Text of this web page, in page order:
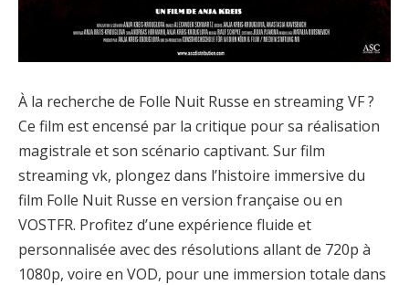
À la recherche de Folle Nuit Russe en streaming VF ?
Ce film est encensé par la critique pour sa réalisation
magistrale et son scénario captivant. Sur film
streaming vk, plongez dans l’histoire immersive du
film Folle Nuit Russe en version française ou en
VOSTFR. Profitez d’une expérience fluide et
personnalisée avec des résolutions allant de 720p à
1080p, voire en VOD, pour une immersion totale dans